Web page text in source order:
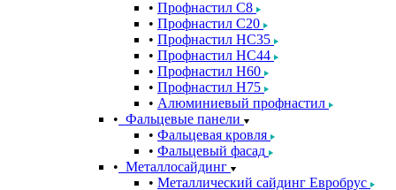
Профнастил С8
Профнастил С20
Профнастил НС35
Профнастил НС44
Профнастил Н60
Профнастил Н75
Алюминиевый профнастил
Фальцевые панели
Фальцевая кровля
Фальцевый фасад
Металлосайдинг
Металлический сайдинг Евробрус